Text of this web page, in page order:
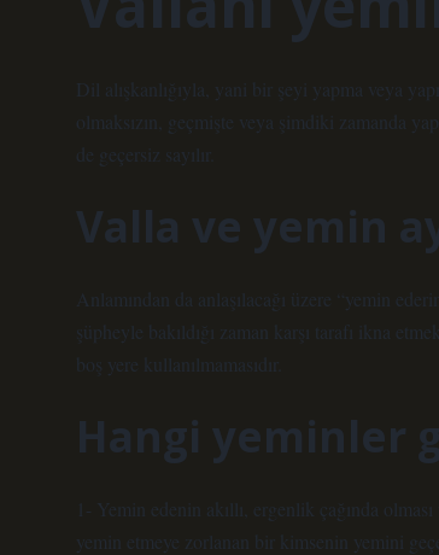
Dil alışkanlığıyla, yani bir şeyi yapma veya
olmaksızın, geçmişte veya şimdiki zamanda
de geçersiz sayılır.
Valla ve yemin
Anlamından da anlaşılacağı üzere “yemin
şüpheyle bakıldığı zaman karşı tarafı ikna
boş yere kullanılmamasıdır.
Hangi yeminler
1- Yemin edenin akıllı, ergenlik çağında
yemin etmeye zorlanan bir kimsenin yemini